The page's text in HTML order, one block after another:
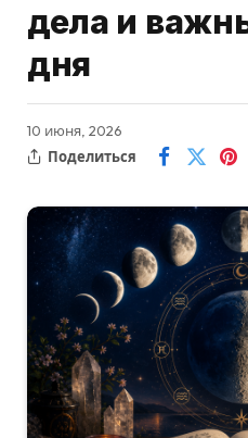
дела и
дня
10 июня, 2026
Поделиться